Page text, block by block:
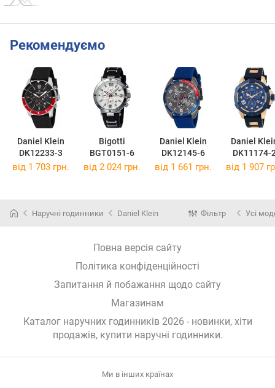
Рекомендуємо
Daniel Klein
DK12233-3
Bigotti
BGT0151-6
Daniel Klein
DK12145-6
Daniel
DK11174-
від 1 703 грн. від 2 024 грн. від 1 661 грн. від 1 907
Наручні годинники Daniel Klein Фільтр Усі
Повна версія сайту
Політика конфіденційності
Запитання й побажання щодо сайту
Магазинам
Каталог наручних годинників 2026 - новинки, хіти
продажів, купити наручні годинники.
Ми в інших країнах